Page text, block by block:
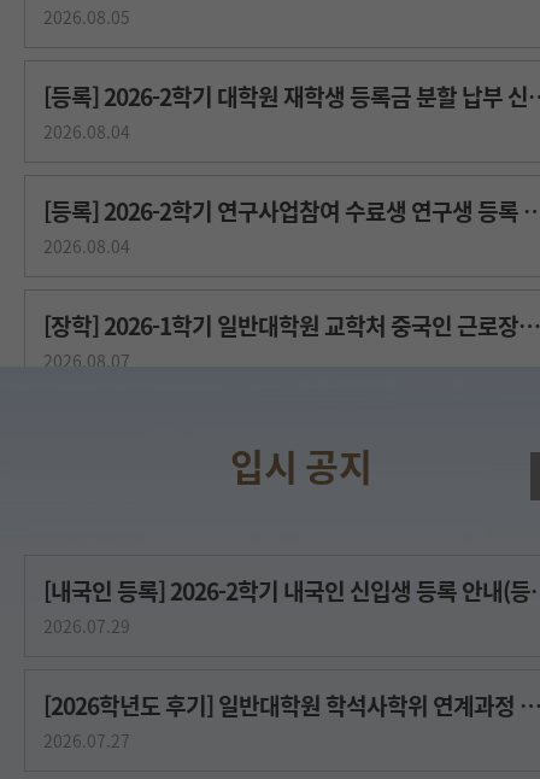
2026.08.05
[등록] 2026-2학
2026.08.04
[등록] 2026-2학기 연구사
2026.08.04
[장학] 2026-1학기 일반대학원 교학처 중국인 근로장학생(조교) 재모집
2026.08.07
[내국인 등록]
2026.07.29
[2026학년도 후기] 일반대학원 학석
2026.07.27